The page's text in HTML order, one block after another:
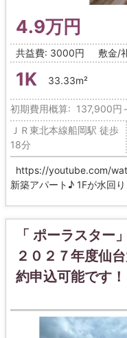
4.9万円
共益費: 3000円 敷金/
1K 33.33m²
初期費用概算: 137,900円
ＪＲ東北本線船岡駅 徒歩
18分
https://youtube.com/
新築アパート♪ 1Fが水回
「 ポーラスタ
２０２７年度仙
約申込可能です！